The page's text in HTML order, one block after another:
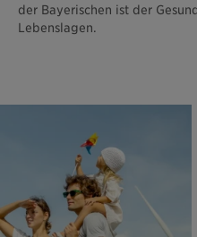
der Bayerischen ist der
Lebenslagen.